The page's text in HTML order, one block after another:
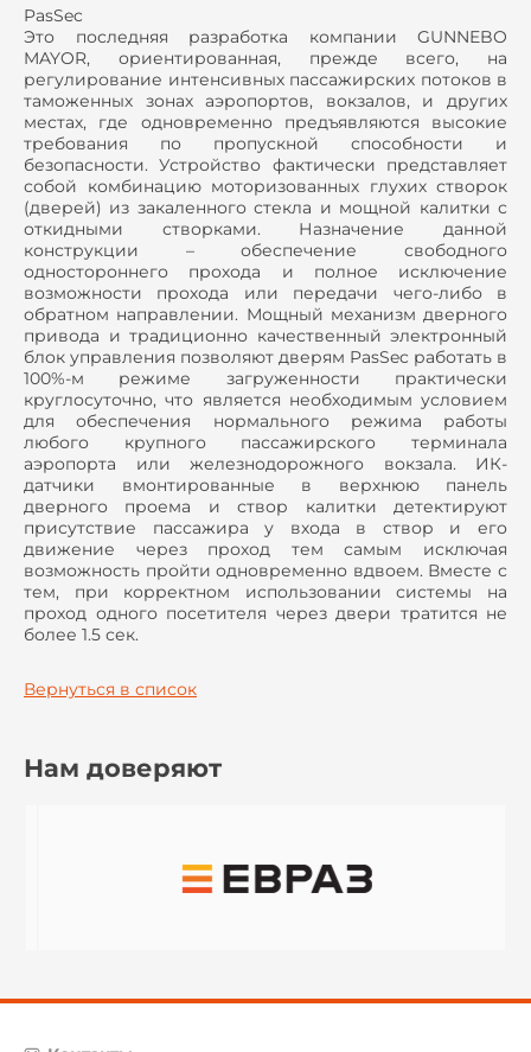
PasSec
Это последняя разработка компании GUNNEBO
MAYOR, ориентированная, прежде всего, на
регулирование интенсивных пассажирских потоков в
таможенных зонах аэропортов, вокзалов, и других
местах, где одновременно предъявляются высокие
требования по пропускной способности и
безопасности. Устройство фактически представляет
собой комбинацию моторизованных глухих створок
(дверей) из закаленного стекла и мощной калитки с
откидными створками. Назначение данной
конструкции – обеспечение свободного
одностороннего прохода и полное исключение
возможности прохода или передачи чего-либо в
обратном направлении. Мощный механизм дверного
привода и традиционно качественный электронный
блок управления позволяют дверям PasSec работать в
100%-м режиме загруженности практически
круглосуточно, что является необходимым условием
для обеспечения нормального режима работы
любого крупного пассажирского терминала
аэропорта или железнодорожного вокзала. ИК-
датчики вмонтированные в верхнюю панель
дверного проема и створ калитки детектируют
присутствие пассажира у входа в створ и его
движение через проход тем самым исключая
возможность пройти одновременно вдвоем. Вместе с
тем, при корректном использовании системы на
проход одного посетителя через двери тратится не
более 1.5 сек.
Вернуться в список
Нам доверяют